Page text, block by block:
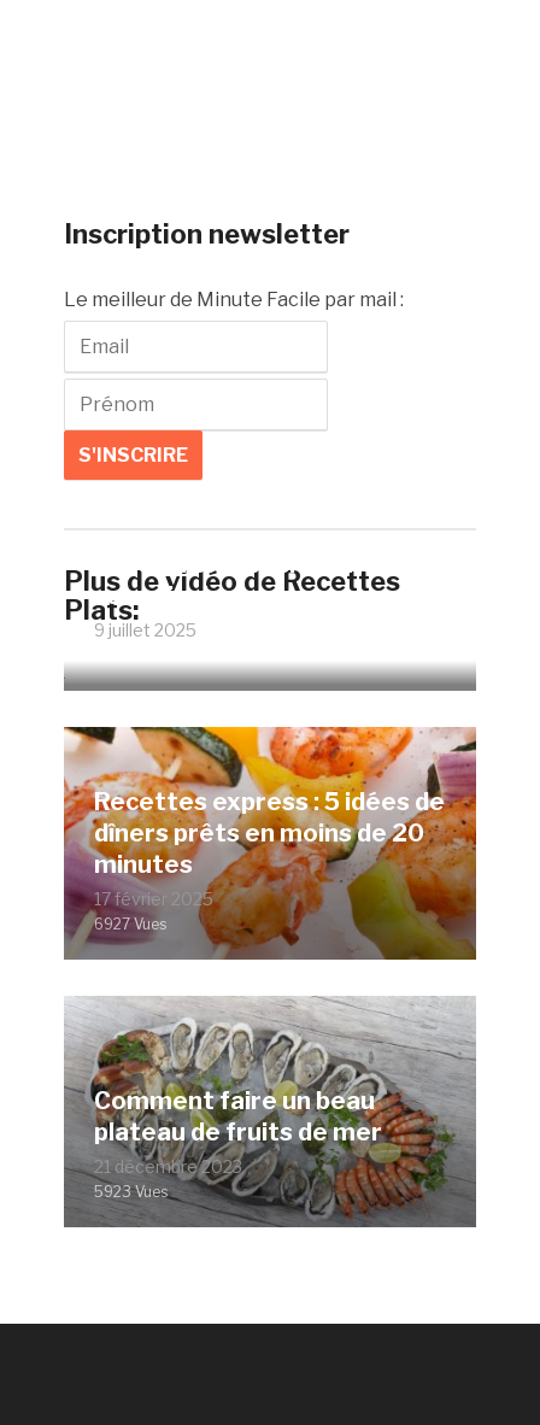
Inscription newsletter
Le meilleur de Minute Facile par mail :
Plus de vidéo de Recettes
Plats:
Faire un œuf poché parfait
sans vinaigre
9 juillet 2025
Recettes express : 5 idées de
dîners prêts en moins de 20
minutes
17 février 2025
6927 Vues
Comment faire un beau
plateau de fruits de mer
21 décembre 2023
5923 Vues